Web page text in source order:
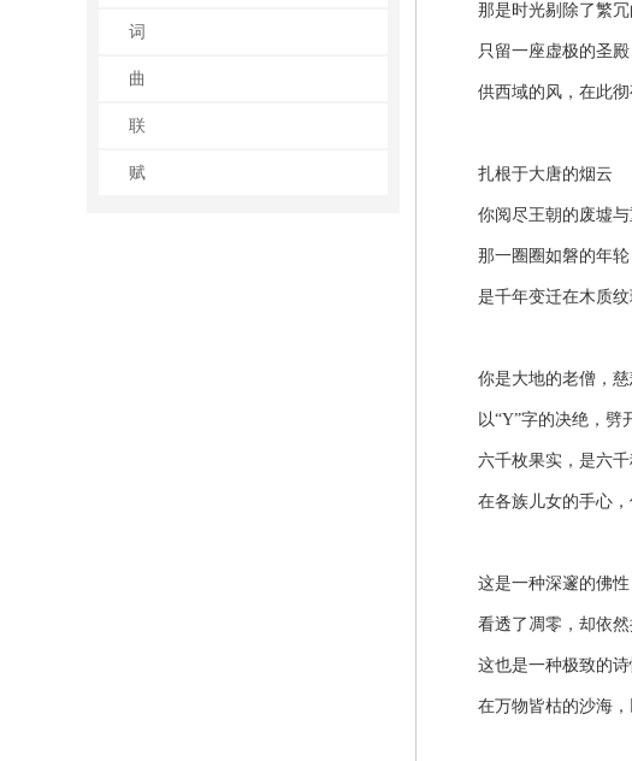
词
曲
联
赋
那是时光剔除了繁冗
只留一座虚极的圣殿
供西域的风，在此彻
扎根于大唐的烟云
你阅尽王朝的废墟与
那一圈圈如磐的年轮
是千年变迁在木质纹
你是大地的老僧，慈
以“Y”字的决绝，劈
六千枚果实，是六千
在各族儿女的手心，
这是一种深邃的佛性
看透了凋零，却依然
这也是一种极致的诗
在万物皆枯的沙海，